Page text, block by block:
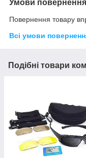
Умови повернення
Повернення товару
Всі умови
Подібні товари